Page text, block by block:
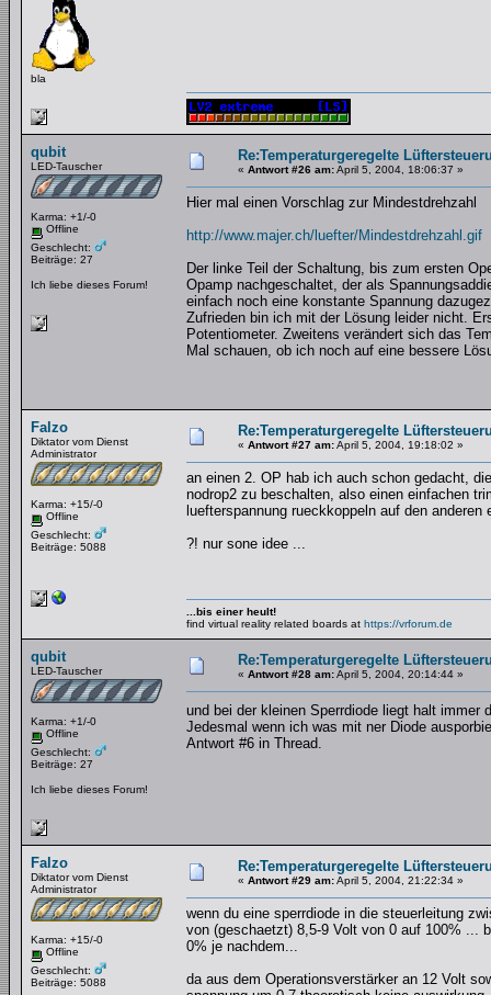
bla
qubit
LED-Tauscher
Karma: +1/-0
Offline
Geschlecht:
Beiträge: 27
Ich liebe dieses Forum!
Re:Temperaturgeregelte
« Antwort #26 am:April 5, 2004, 18:06:37 »
Hier mal einen Vorschlag zur Mindestdrehzahl
http://www.majer.ch/luefter/Mindestdrehzahl.gif
Der linke Teil der Schaltung, bis zum ersten
Opamp nachgeschaltet, der als
einfach noch eine konstante Spannung
Zufrieden bin ich mit der Lösung leider nicht.
Potentiometer. Zweitens verändert sich das
Mal schauen, ob ich noch auf eine bessere
Falzo
Diktator vom Dienst
Administrator
Karma: +15/-0
Offline
Geschlecht:
Beiträge: 5088
Re:Temperaturgeregelte
« Antwort #27 am:April 5, 2004, 19:18:02 »
an einen 2. OP hab ich auch schon gedacht,
nodrop2 zu beschalten, also einen einfachen
luefterspannung rueckkoppeln auf den
?! nur sone idee ...
...bis einer heult!
find virtual reality related boards at https://vrforum.de
qubit
LED-Tauscher
Karma: +1/-0
Offline
Geschlecht:
Beiträge: 27
Ich liebe dieses Forum!
Re:Temperaturgeregelte
« Antwort #28 am:April 5, 2004, 20:14:44 »
und bei der kleinen Sperrdiode liegt halt
Jedesmal wenn ich was mit ner Diode
Antwort #6 in Thread.
Falzo
Diktator vom Dienst
Administrator
Karma: +15/-0
Offline
Geschlecht:
Beiträge: 5088
Re:Temperaturgeregelte
« Antwort #29 am:April 5, 2004, 21:22:34 »
wenn du eine sperrdiode in die steuerleitung
von (geschaetzt) 8,5-9 Volt von 0 auf 100% ...
0% je nachdem...
da aus dem Operationsverstärker an 12 Volt